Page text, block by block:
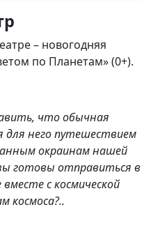
– новогодняя
по Планетам» (0+).
что обычная
для него путешествием
окраинам нашей
готовы отправиться в
с космической
космоса?..